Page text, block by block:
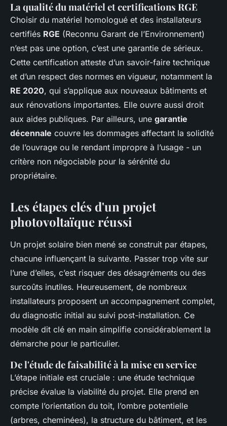
La qualité du matériel et certifications RGE
Choisir du matériel homologué et des installateurs
certifiés RGE (Reconnu Garant de l’Environnement)
n’est pas une option, c’est une garantie de sérieux.
Cette certification atteste d’un savoir-faire technique
et d’un respect des normes en vigueur, notamment la
RE 2020, qui s’applique aux nouveaux bâtiments et
aux rénovations importantes. Elle ouvre aussi droit
aux aides publiques. Par ailleurs, une garantie
décennale couvre les dommages affectant la solidité
de l’ouvrage ou le rendant impropre à l’usage - un
critère non négociable pour la sérénité du
propriétaire.
Les étapes clés d'un projet
photovoltaïque réussi
Un projet solaire bien mené se construit par étapes,
chacune influençant la suivante. Passer trop vite sur
l’une d’elles, c’est risquer des désagréments ou des
surcoûts inutiles. Heureusement, de nombreux
installateurs proposent un accompagnement complet,
du diagnostic initial au suivi post-installation. Ce
modèle dit clé en main simplifie considérablement la
démarche pour le particulier.
De l'étude de faisabilité à la mise en service
L’étape initiale est cruciale : une étude technique
précise évalue la viabilité du projet. Elle prend en
compte l’orientation du toit, l’ombre potentielle
(arbres, cheminées), la structure du bâtiment, et les